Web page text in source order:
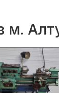
м.